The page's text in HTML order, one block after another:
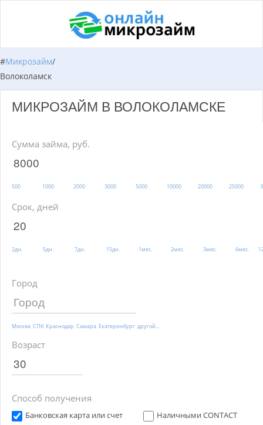
#Микрозайм/
Волоколамск
МИКРОЗАЙМ В ВОЛОКОЛАМСКЕ
Сумма займа, руб.
500 1000 2000 3000 5000 10000 20000 25000
Срок, дней
2дн. 5дн. 7дн. 15дн. 1мес. 2мес. 3мес. 6мес.
Город
Москва СПб Краснодар Самара Екатеринбург другой...
Возраст
Способ получения
Банковская карта или счет Наличными CONTACT